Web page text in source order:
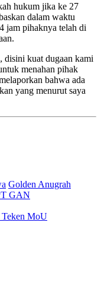
hukum jika ke 27
dalam waktu
jam pihaknya telah di
disini kuat dugaan kami
menahan pihak
bahwa ada
yang menurut saya
Golden Anugrah
GAN
MoU